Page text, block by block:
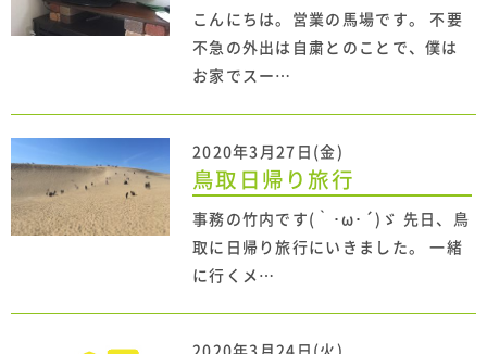
こんにちは。営業の馬場です。 不要
不急の外出は自粛とのことで、僕は
お家でスー…
2020年3月27日(金)
鳥取日帰り旅行
事務の竹内です(｀･ω･´)ゞ 先日、鳥
取に日帰り旅行にいきました。 一緒
に行くメ…